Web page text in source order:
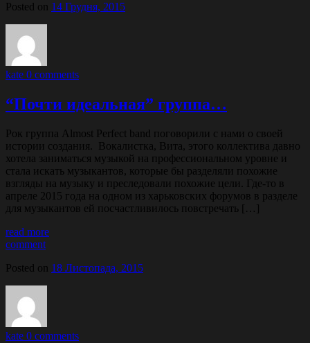
Posted on 14 Грудня, 2015
kate 0 comments
“Почти идеальная” группа…
Рок группа Almost Perfect band поговорили с нами о своей
истории создания. Вокалистка, Вита, этого коллектива давно
хотела заниматься музыкой на профессиональном уровне и
стала искать музыкантов, которые бы разделяли похожие
взгляды на музыку и преследовали похожие цели. Где-то в
апреле 2015 года на одном из харьковских форумов в разделе
для музыкантов ей посчастливилось повстречать […]
read more
comment
Posted on 18 Листопада, 2015
kate 0 comments